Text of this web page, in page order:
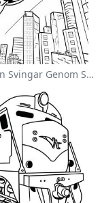
Spider Man Svingar Genom Staden Målarbild